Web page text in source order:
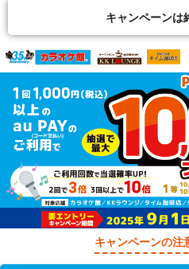
キャンペーンは
キャンペーンの注